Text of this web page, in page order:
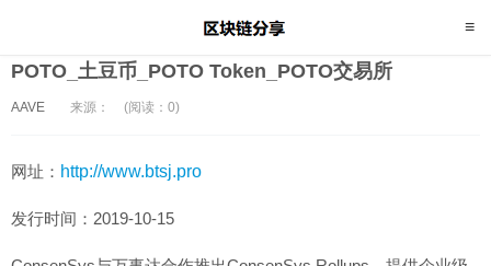
POTO_土豆币_POTO Token_POTO交易所
AAVE 来源： (阅读：0)
网址： http://www.btsj.pro
发行时间：2019-10-15